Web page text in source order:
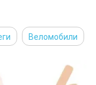
Веломобили